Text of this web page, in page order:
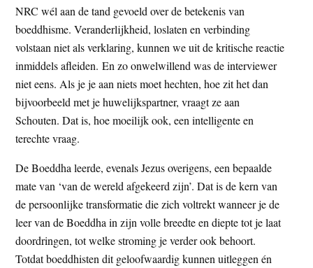
NRC wél aan de tand gevoeld over de betekenis van
boeddhisme. Veranderlijkheid, loslaten en verbinding
volstaan niet als verklaring, kunnen we uit de kritische reactie
inmiddels afleiden. En zo onwelwillend was de interviewer
niet eens. Als je je aan niets moet hechten, hoe zit het dan
bijvoorbeeld met je huwelijkspartner, vraagt ze aan
Schouten. Dat is, hoe moeilijk ook, een intelligente en
terechte vraag.
De Boeddha leerde, evenals Jezus overigens, een bepaalde
mate van ‘van de wereld afgekeerd zijn’. Dat is de kern van
de persoonlijke transformatie die zich voltrekt wanneer je de
leer van de Boeddha in zijn volle breedte en diepte tot je laat
doordringen, tot welke stroming je verder ook behoort.
Totdat boeddhisten dit geloofwaardig kunnen uitleggen én